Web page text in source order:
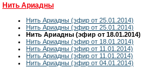
Нить Ариадны
Нить Ариадны (эфир от 25.01.2014)
Нить Ариадны (эфир от 25.01.2014)
Нить Ариадны (эфир от 18.01.2014)
Нить Ариадны (эфир от 18.01.2014)
Нить Ариадны (эфир от 11.01.2014)
Нить Ариадны (эфир от 11.01.2014)
Нить Ариадны (эфир от 04.01.2014)